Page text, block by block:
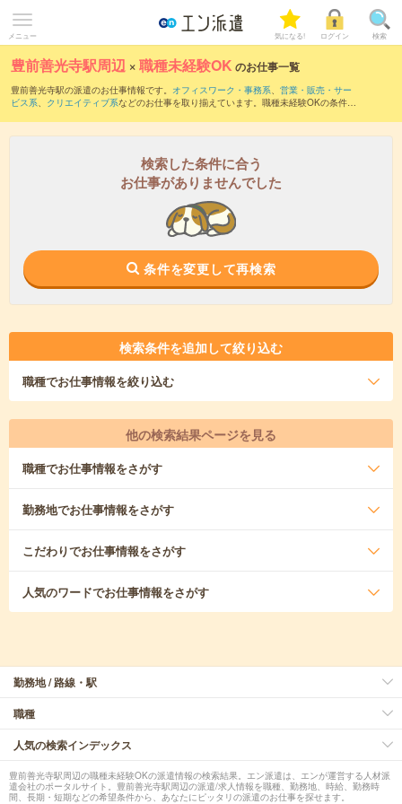
メニュー 気になる! ログイン 検索
豊前善光寺駅周辺 ×職種未経験OK のお仕事一覧
豊前善光寺駅の派遣のお仕事情報です。 オフィスワーク・事務系、 営業・販売・サー
ビス系、 クリエイティブ系などのお仕事を取り揃えています。職種未経験OKの条件の
検索した条件に合う
お仕事がありませんでした
条件を変更して再検索
検索条件を追加して絞り込む
職種でお仕事情報を絞り込む
他の検索結果ページを見る
職種でお仕事情報をさがす
勤務地でお仕事情報をさがす
こだわりでお仕事情報をさがす
人気のワードでお仕事情報をさがす
勤務地 / 路線・駅
職種
人気の検索インデックス
豊前善光寺駅周辺の職種未経験OKの派遣情報の検索結果。エン派遣は、エンが運営する人材派
遣会社のポータルサイト。豊前善光寺駅周辺の派遣/求人情報を職種、勤務地、時給、勤務時
間、長期・短期などの希望条件から、あなたにピッタリの派遣のお仕事を探せます。